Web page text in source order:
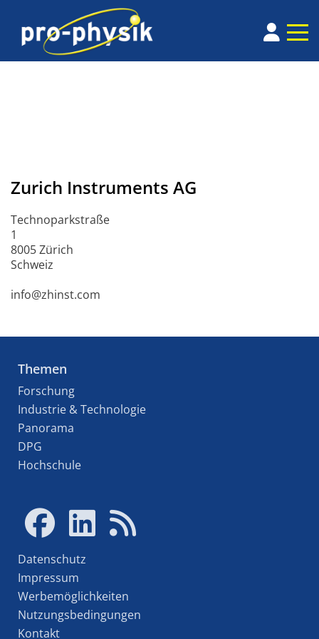
Zurich Instruments AG
Technoparkstraße
1
8005 Zürich
Schweiz
info@zhinst.com
Themen
Forschung
Industrie & Technologie
Panorama
DPG
Hochschule
Datenschutz
Impressum
Werbemöglichkeiten
Nutzungsbedingungen
Kontakt